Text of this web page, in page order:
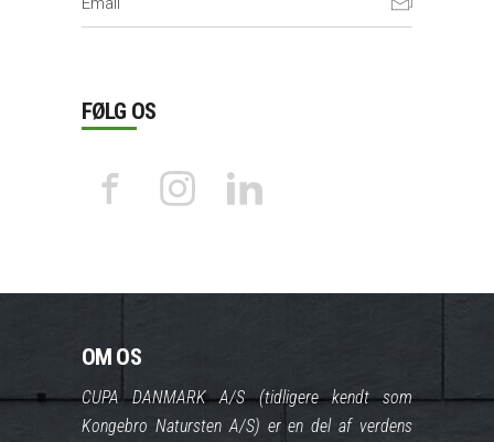
FØLG OS
OM OS
CUPA DANMARK A/S (tidligere kendt som
Kongebro Natursten A/S) er en del af verdens